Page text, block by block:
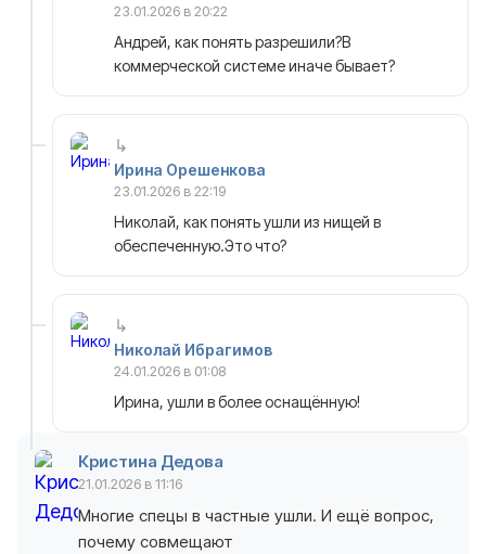
23.01.2026 в 20:22
Андрей, как понять разрешили?В
коммерческой системе иначе бывает?
Ирина Орешенкова
23.01.2026 в 22:19
Николай, как понять ушли из нищей в
обеспеченную.Это что?
Николай Ибрагимов
24.01.2026 в 01:08
Ирина, ушли в более оснащённую!
Кристина Дедова
21.01.2026 в 11:16
Многие спецы в частные ушли. И ещё вопрос,
почему совмещают